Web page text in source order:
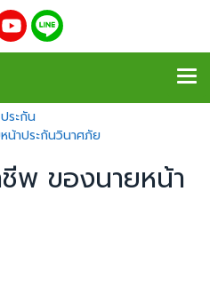
ประกัน
าประกันวินาศภัย
พ ของนายหน้า